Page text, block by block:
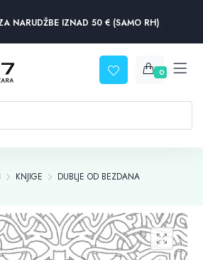
NARUDŽBE IZNAD 50 € (SAMO RH)
0
KNJIGE DUBLJE OD BEZDANA